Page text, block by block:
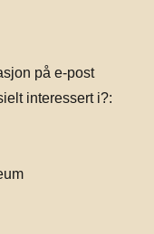
på e-post
interessert i?: